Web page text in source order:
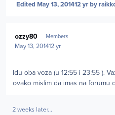
Edited May 13, 201412 yrby
ozzy80 Members
May 13, 201412 yr
Idu oba voza (u 12:55 i 23:55 ).
ovako mislim da imas na forumu
2 weeks later...